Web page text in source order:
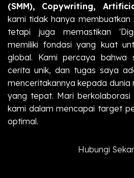
(SMM), Copywriting,
kami tidak hanya membuatkan
tetapi juga memastikan
memiliki fondasi yang kuat
global. Kami percaya bahwa
cerita unik, dan tugas saya
menceritakannya kepada dunia
yang tepat. Mari
kami dalam mencapai target
optimal.
Hubungi